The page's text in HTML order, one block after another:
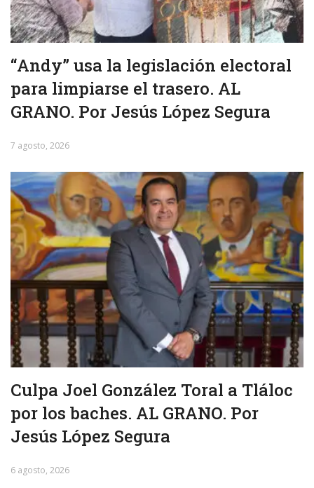
“Andy” usa la legislación electoral
para limpiarse el trasero. AL
GRANO. Por Jesús López Segura
7 agosto, 2026
Culpa Joel González Toral a Tláloc
por los baches. AL GRANO. Por
Jesús López Segura
6 agosto, 2026